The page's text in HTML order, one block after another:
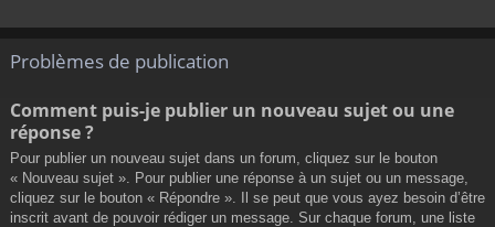
Problèmes de publication
Comment puis-je publier un nouveau sujet ou une
réponse ?
Pour publier un nouveau sujet dans un forum, cliquez sur le bouton
« Nouveau sujet ». Pour publier une réponse à un sujet ou un message,
cliquez sur le bouton « Répondre ». Il se peut que vous ayez besoin d’être
inscrit avant de pouvoir rédiger un message. Sur chaque forum, une liste